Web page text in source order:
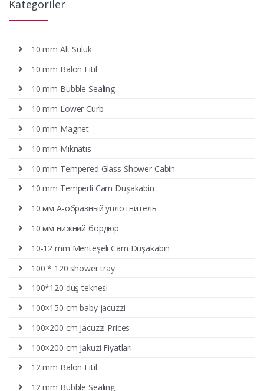
Kategoriler
10 mm Alt Suluk
10 mm Balon Fitil
10 mm Bubble Sealing
10 mm Lower Curb
10 mm Magnet
10 mm Mıknatıs
10 mm Tempered Glass Shower Cabin
10 mm Temperli Cam Duşakabin
10 мм А-образный уплотнитель
10 мм нижний бордюр
10-12 mm Menteşeli Cam Duşakabin
100 * 120 shower tray
100*120 duş teknesi
100×150 cm baby jacuzzi
100×200 cm Jacuzzi Prices
100×200 cm Jakuzi Fiyatları
12 mm Balon Fitil
12 mm Bubble Sealing